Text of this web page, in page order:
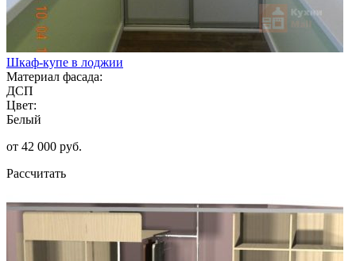
Шкаф-купе в лоджии
Материал фасада:
ДСП
Цвет:
Белый
от 42 000 руб.
Рассчитать